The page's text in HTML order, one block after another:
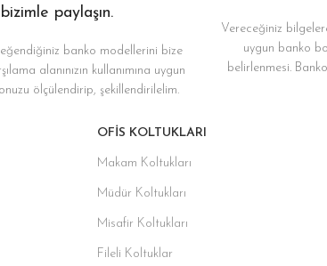
bizimle paylaşın.
banko modellerini bize
alanınızın kullanımına uygun
ölçülendirip, şekillendirilelim.
Vereceğiniz
uygun banko
belirlenmesi.
OFIS KOLTUKLARI
Makam Koltukları
Müdür Koltukları
Misafir Koltukları
Fileli Koltuklar